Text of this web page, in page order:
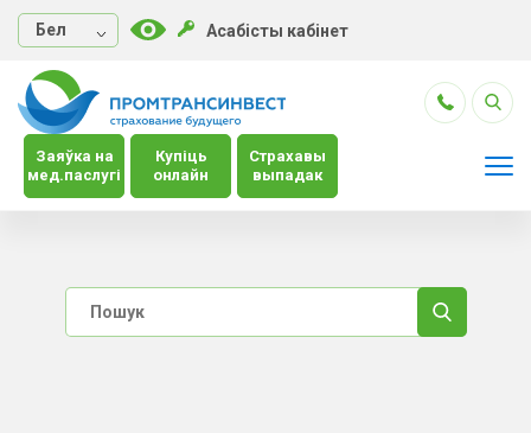
Бел Асабісты кабінет
Заяўка на
мед.паслугі
Купіць
онлайн
Страхавы
выпадак